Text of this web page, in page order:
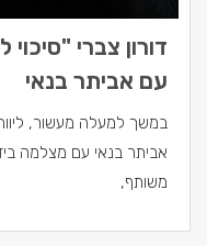
עם אביתר בנאי
במשך למעלה מעשור,
אביתר בנאי עם מצלמה
משותף,